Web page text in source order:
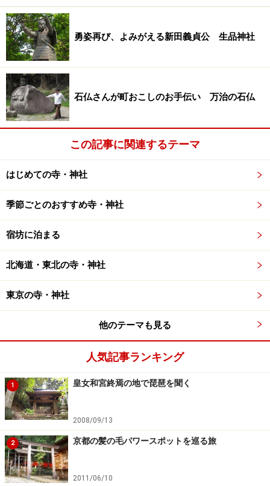
勇姿再び、よみがえる新田義貞公 生品神社
石仏さんが町おこしのお手伝い 万治の石仏
この記事に関連するテーマ
はじめての寺・神社
季節ごとのおすすめ寺・神社
宿坊に泊まる
北海道・東北の寺・神社
東京の寺・神社
他のテーマも見る
人気記事ランキング
1 皇女和宮終焉の地で琵琶を聞く
2008/09/13
2 京都の髪の毛パワースポットを巡る旅
2011/06/10